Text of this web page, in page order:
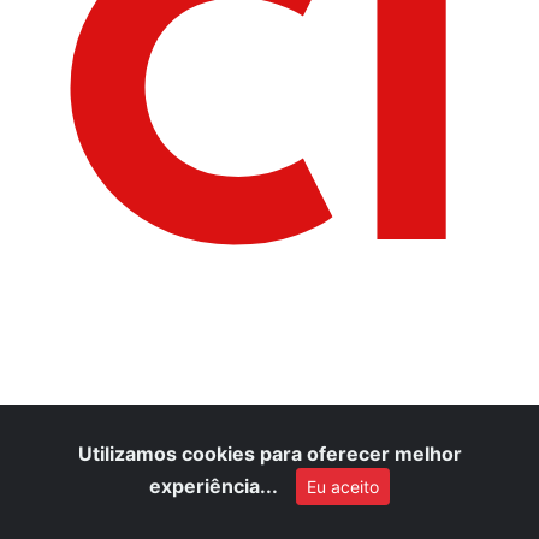
CI
Utilizamos cookies para oferecer melhor
experiência...
Eu aceito